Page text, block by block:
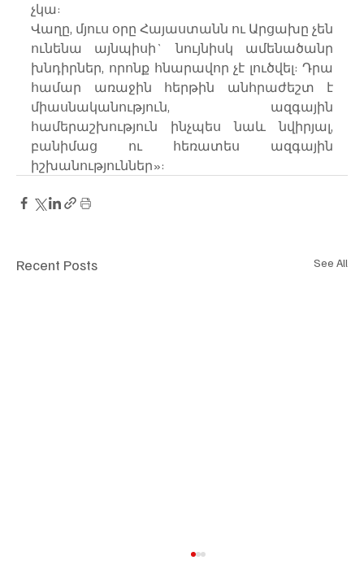
չկա:
Վաղը, մյուս օրը Հայաստանն ու Արցախը չեն
ունենա այնպիսի` նույնիսկ ամենածանր
խնդիրներ, որոնք հնարավոր չէ լուծվել: Դրա
համար առաջին հերթին անհրաժեշտ է
միասնականություն, ազգային
համերաշխություն ինչպես նաև նվիրյալ,
բանիմաց ու հեռատես ազգային
իշխանություններ»:
Recent Posts See All